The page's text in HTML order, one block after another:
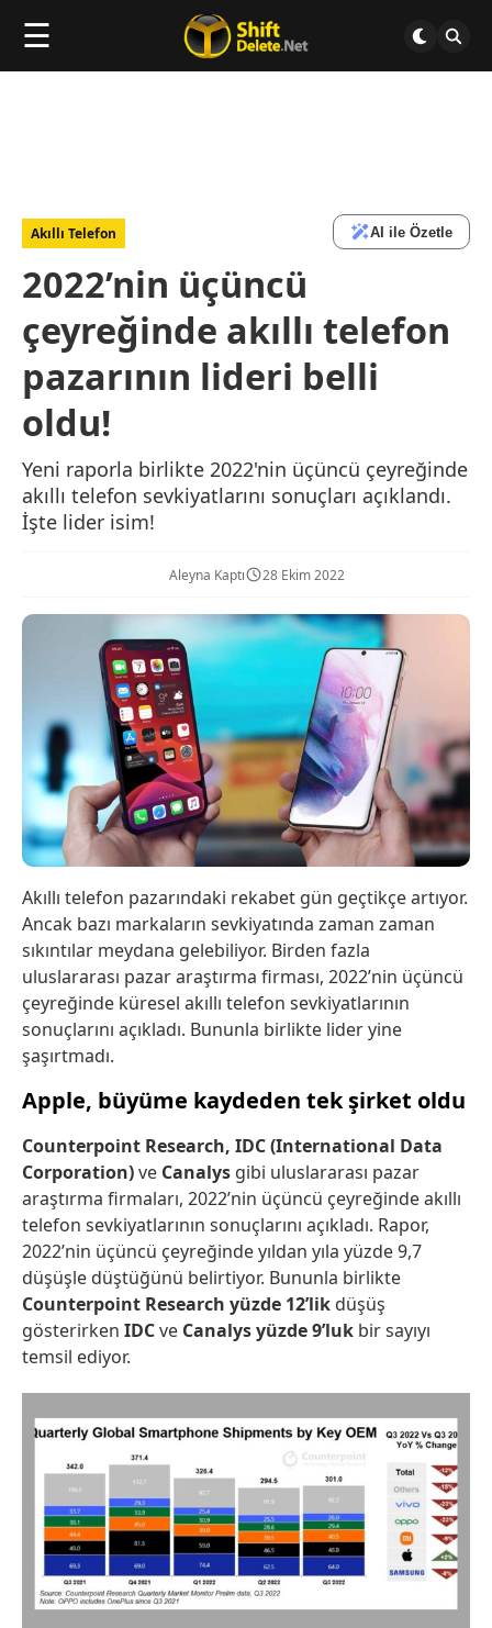
☰
Akıllı Telefon AI ile Özetle
2022’nin üçüncü
çeyreğinde akıllı telefon
pazarının lideri belli
oldu!
Yeni raporla birlikte 2022'nin üçüncü çeyreğinde
akıllı telefon sevkiyatlarını sonuçları açıklandı.
İşte lider isim!
Aleyna Kaptı 28 Ekim 2022
Akıllı telefon pazarındaki rekabet gün geçtikçe artıyor.
Ancak bazı markaların sevkiyatında zaman zaman
sıkıntılar meydana gelebiliyor. Birden fazla
uluslararası pazar araştırma firması, 2022’nin üçüncü
çeyreğinde küresel akıllı telefon sevkiyatlarının
sonuçlarını açıkladı. Bununla birlikte lider yine
şaşırtmadı.
Apple, büyüme kaydeden tek şirket oldu
Counterpoint Research, IDC (International Data
Corporation)ve Canalys gibi uluslararası pazar
araştırma firmaları, 2022’nin üçüncü çeyreğinde akıllı
telefon sevkiyatlarının sonuçlarını açıkladı. Rapor,
2022’nin üçüncü çeyreğinde yıldan yıla yüzde 9,7
düşüşle düştüğünü belirtiyor. Bununla birlikte
Counterpoint Research yüzde 12’lik düşüş
gösterirken IDCve Canalys yüzde 9’luk bir sayıyı
temsil ediyor.